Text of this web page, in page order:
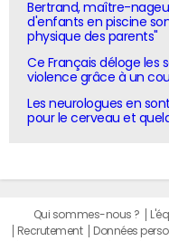
Bertrand, maître-
d'enfants en piscine
physique des parents"
Ce Français déloge les
violence grâce à un
Les neurologues en
pour le cerveau et
Qui sommes-nous ?
Recrutement
Données